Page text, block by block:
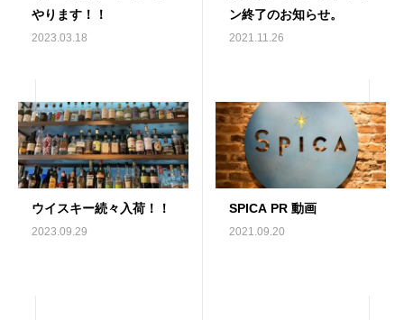
やります！！
2023.03.18
ン終了のお知らせ。
2021.11.26
ウイスキー続々入荷！！
2023.09.29
SPICA PR 動画
2021.09.20